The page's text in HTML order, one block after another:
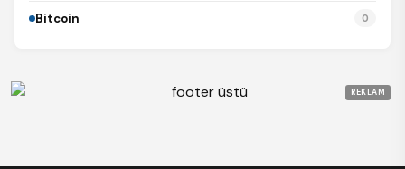
Bitcoin 0
REKLAM